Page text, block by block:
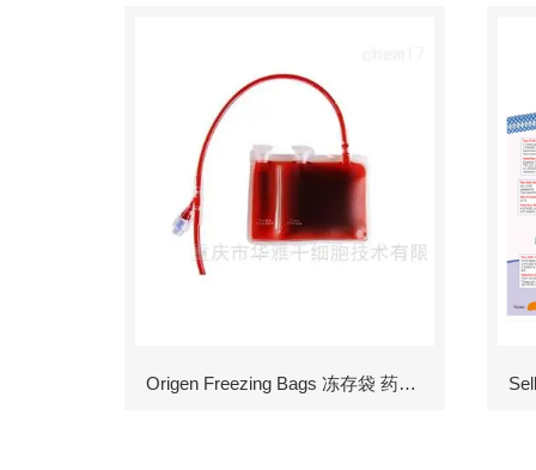
Origen Freezing Bags 冻存袋 药包材